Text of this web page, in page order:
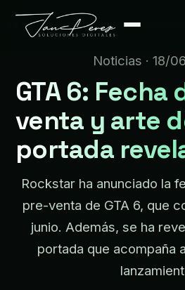
Noticias · 18/
GTA 6: Fecha
venta y arte
portada
Rockstar ha anunciado la
pre-venta de GTA 6, que
junio. Además, se ha
portada que acompaña